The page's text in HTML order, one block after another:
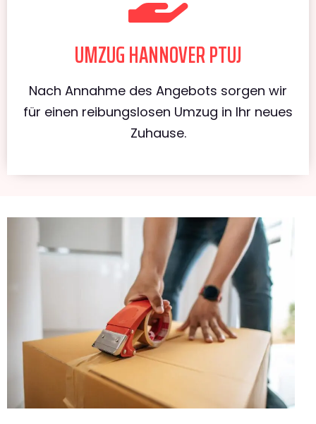
UMZUG HANNOVER PTUJ
Nach Annahme des Angebots sorgen wir
für einen reibungslosen Umzug in Ihr neues
Zuhause.